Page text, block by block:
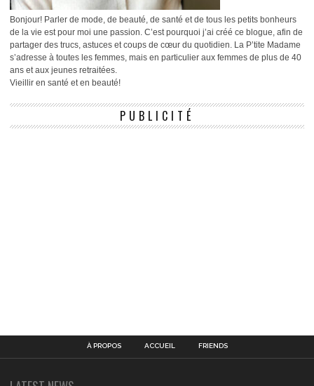
Bonjour! Parler de mode, de beauté, de santé et de tous les petits bonheurs
de la vie est pour moi une passion. C’est pourquoi j’ai créé ce blogue, afin de
partager des trucs, astuces et coups de cœur du quotidien. La P’tite Madame
s’adresse à toutes les femmes, mais en particulier aux femmes de plus de 40
ans et aux jeunes retraitées.
Vieillir en santé et en beauté!
PUBLICITÉ
À PROPOS ACCUEIL FRIENDS